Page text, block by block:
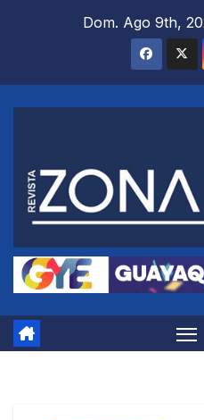
Dom. Ago 9th,